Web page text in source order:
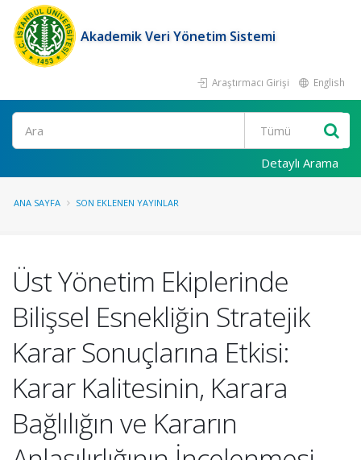
Akademik Veri Yönetim Sistemi
Araştırmacı Girişi English
Ara
Detaylı Arama
ANA SAYFA SON EKLENEN YAYINLAR
Üst Yönetim Ekiplerinde
Bilişsel Esnekliğin Stratejik
Karar Sonuçlarına Etkisi:
Karar Kalitesinin, Karara
Bağlılığın ve Kararın